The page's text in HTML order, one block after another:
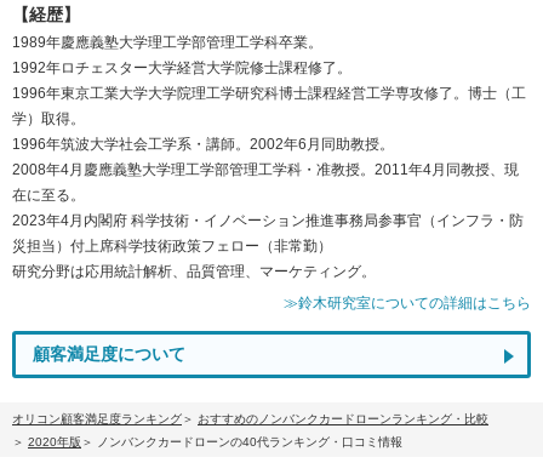
【経歴】
1989年慶應義塾大学理工学部管理工学科卒業。
1992年ロチェスター大学経営大学院修士課程修了。
1996年東京工業大学大学院理工学研究科博士課程経営工学専攻修了。博士（工
学）取得。
1996年筑波大学社会工学系・講師。2002年6月同助教授。
2008年4月慶應義塾大学理工学部管理工学科・准教授。2011年4月同教授、現
在に至る。
2023年4月内閣府 科学技術・イノベーション推進事務局参事官（インフラ・防
災担当）付上席科学技術政策フェロー（非常勤）
研究分野は応用統計解析、品質管理、マーケティング。
≫鈴木研究室についての詳細はこちら
顧客満足度について
オリコン顧客満足度ランキング
おすすめのノンバンクカードローンランキング・比較
2020年版
ノンバンクカードローンの40代ランキング・口コミ情報